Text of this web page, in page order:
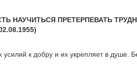
НАУЧИТЬСЯ ПРЕТЕРПЕВАТЬ
к добру и их укрепляет в душе.